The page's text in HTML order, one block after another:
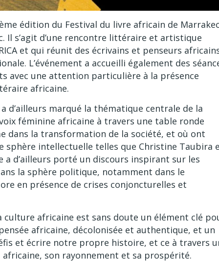
édition du Festival du livre africain de
Il s’agit d’une rencontre littéraire et artistique
et qui réunit des écrivains et penseurs
L’événement a accueilli également des
avec une attention particulière à la présence
africaine.
d’ailleurs marqué la thématique centrale de la
féminine africaine à travers une table ronde
dans la transformation de la société, et où ont
sphère intellectuelle telles que Christine Taubira
a d’ailleurs porté un discours inspirant sur les
la sphère politique, notamment dans le
en présence de crises conjoncturelles et
africaine est sans doute un élément clé
africaine, décolonisée et authentique, et un
et écrire notre propre histoire, et ce à travers
son rayonnement et sa prospérité.